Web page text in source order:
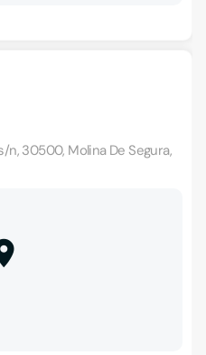
n, 30500, Molina De Segura,